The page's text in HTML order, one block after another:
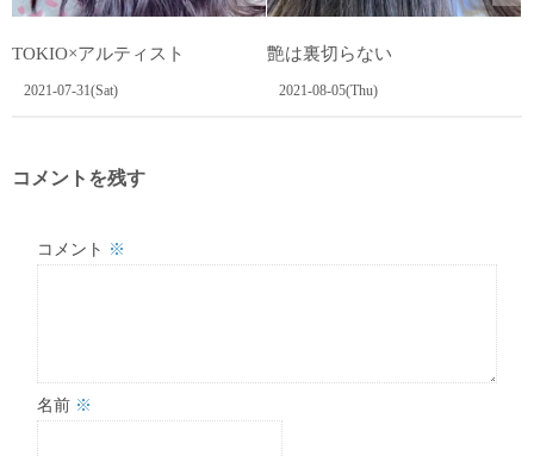
TOKIO×アルティスト️
2021-07-31(Sat)
艶は裏切らない️
2021-08-05(Thu)
コメントを残す
コメント ※
名前 ※